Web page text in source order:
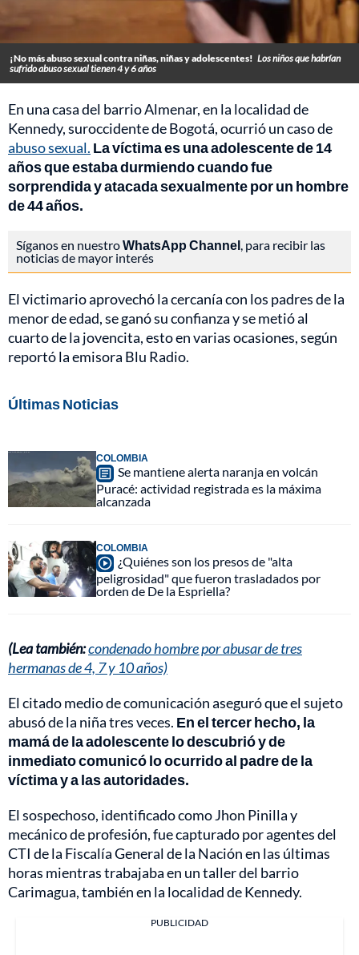
¡No más abuso sexual contra niñas, niñas y adolescentes! Los niños que habrían
sufrido abuso sexual tienen 4 y 6 años
En una casa del barrio Almenar, en la localidad de
Kennedy, suroccidente de Bogotá, ocurrió un caso de
abuso sexual. La víctima es una adolescente de 14
años que estaba durmiendo cuando fue
sorprendida y atacada sexualmente por un hombre
de 44 años.
Síganos en nuestroWhatsApp Channel, para recibir las
noticias de mayor interés
El victimario aprovechó la cercanía con los padres de la
menor de edad, se ganó su confianza y se metió al
cuarto de la jovencita, esto en varias ocasiones, según
reportó la emisora Blu Radio.
Últimas Noticias
COLOMBIA
Se mantiene alerta naranja en volcán
Puracé: actividad registrada es la máxima
alcanzada
COLOMBIA
¿Quiénes son los presos de "alta
peligrosidad" que fueron trasladados por
orden de De la Espriella?
(Lea también:condenado hombre por abusar de tres
hermanas de 4, 7 y 10 años)
El citado medio de comunicación aseguró que el sujeto
abusó de la niña tres veces. En el tercer hecho, la
mamá de la adolescente lo descubrió y de
inmediato comunicó lo ocurrido al padre de la
víctima y a las autoridades.
El sospechoso, identificado como Jhon Pinilla y
mecánico de profesión, fue capturado por agentes del
CTI de la Fiscalía General de la Nación en las últimas
horas mientras trabajaba en un taller del barrio
Carimagua, también en la localidad de Kennedy.
PUBLICIDAD